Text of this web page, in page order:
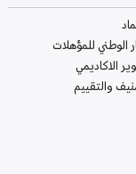
الوطني للمؤهلات
الاكاديمي
والتقييم